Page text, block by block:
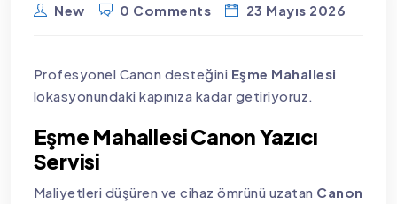
New 0 Comments 23 Mayıs 2026
Profesyonel Canon desteğini Eşme Mahallesi
lokasyonundaki kapınıza kadar getiriyoruz.
Eşme Mahallesi Canon Yazıcı
Servisi
Maliyetleri düşüren ve cihaz ömrünü uzatan Canon